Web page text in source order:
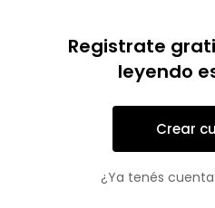
Registrate
leyendo
Crear
¿Ya tenés